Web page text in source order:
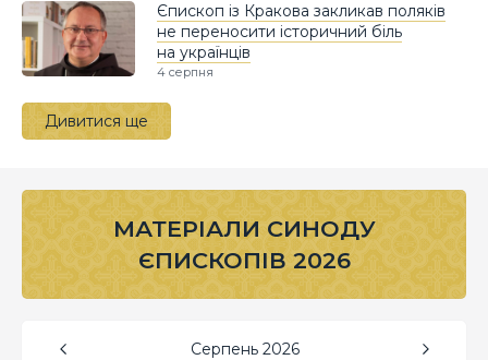
Єпископ із Кракова закликав поляків
не переносити історичний біль
на українців
4 серпня
Дивитися ще
МАТЕРІАЛИ СИНОДУ
ЄПИСКОПІВ 2026
Серпень 2026